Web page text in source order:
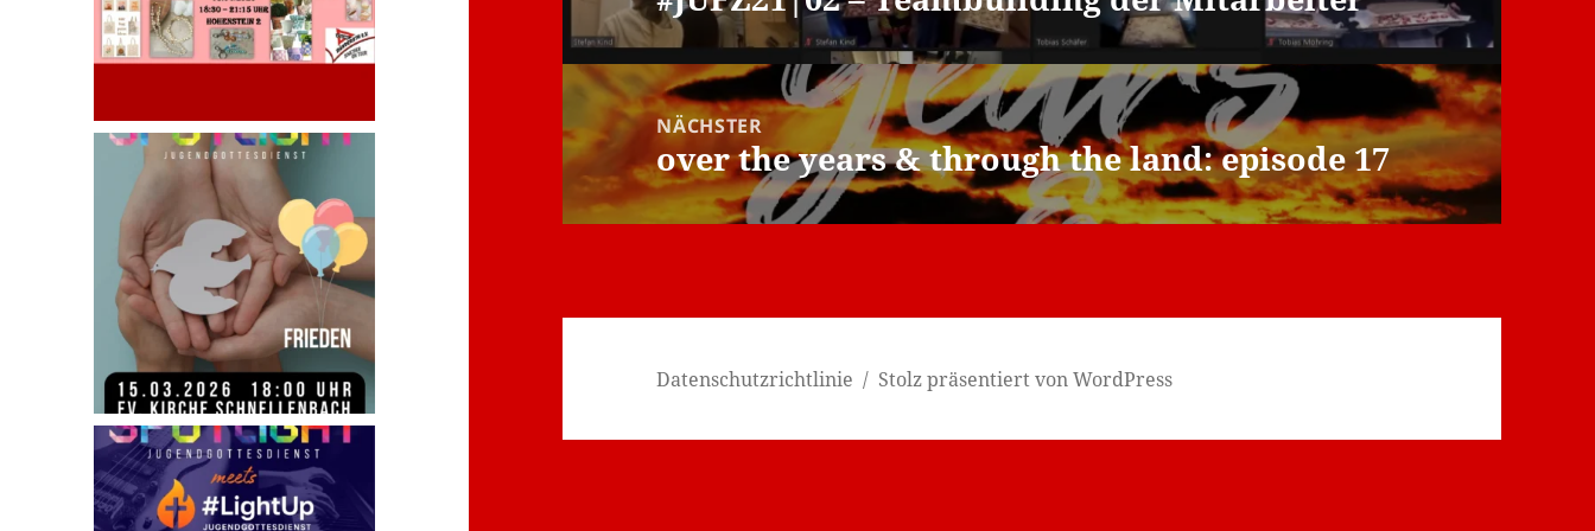
Beitrag:
NÄCHSTER
Nächster
Beitrag:
over the years & through the land: episode 17
Datenschutzrichtlinie Stolz präsentiert von WordPress